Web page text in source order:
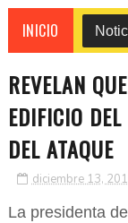
INICIO
REVELAN
EDIFICIO
DEL ATAQUE
diciembre 13,
La presidenta